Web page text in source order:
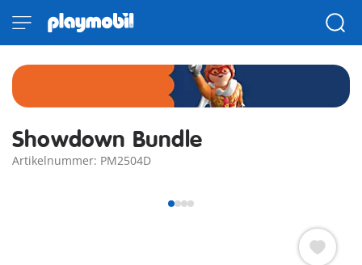
Showdown Bundle
Artikelnummer: PM2504D